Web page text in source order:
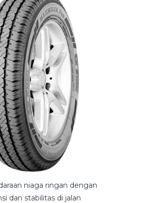
niaga ringan dengan
dan stabilitas di jalan